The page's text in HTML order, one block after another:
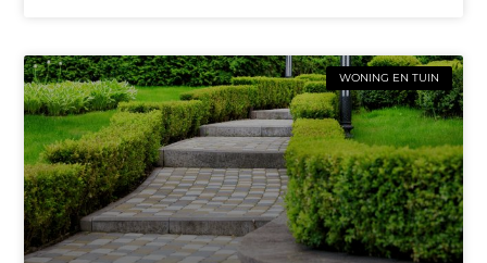
WONING EN TUIN